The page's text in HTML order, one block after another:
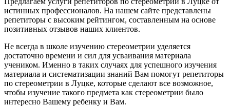
истинных профессионалов. На нашем сайте представлены
репетиторы с высоким рейтингом, составленным на основе
позитивных отзывов наших клиентов.
Не всегда в школе изучению стереометрии уделяется
достаточно времени и сил для усваивания материала
учеником. Именно в таких случаях для успешного изучения
материала и систематизации знаний Вам помогут репетиторы
по стереометрии в Луцке, которые сделают все возможное,
чтобы изучение такого предмета как стереометрии было
интересно Вашему ребенку и Вам.